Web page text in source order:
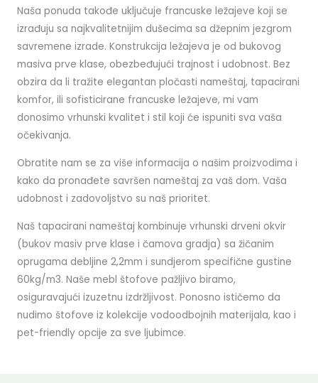
Naša ponuda takođe uključuje francuske ležajeve koji se
izrađuju sa najkvalitetnijim dušecima sa džepnim jezgrom
savremene izrade. Konstrukcija ležajeva je od bukovog
masiva prve klase, obezbeđujući trajnost i udobnost. Bez
obzira da li tražite elegantan pločasti nameštaj, tapacirani
komfor, ili sofisticirane francuske ležajeve, mi vam
donosimo vrhunski kvalitet i stil koji će ispuniti sva vaša
očekivanja.
Obratite nam se za više informacija o našim proizvodima i
kako da pronađete savršen nameštaj za vaš dom. Vaša
udobnost i zadovoljstvo su naš prioritet.
Naš tapacirani nameštaj kombinuje vrhunski drveni okvir
(bukov masiv prve klase i čamova gradja) sa žičanim
oprugama debljine 2,2mm i sundjerom specifične gustine
60kg/m3. Naše mebl štofove pažljivo biramo,
osiguravajući izuzetnu izdržljivost. Ponosno ističemo da
nudimo štofove iz kolekcije vodoodbojnih materijala, kao i
pet-friendly opcije za sve ljubimce.